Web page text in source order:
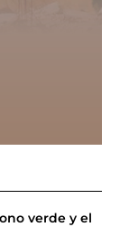
verde y el